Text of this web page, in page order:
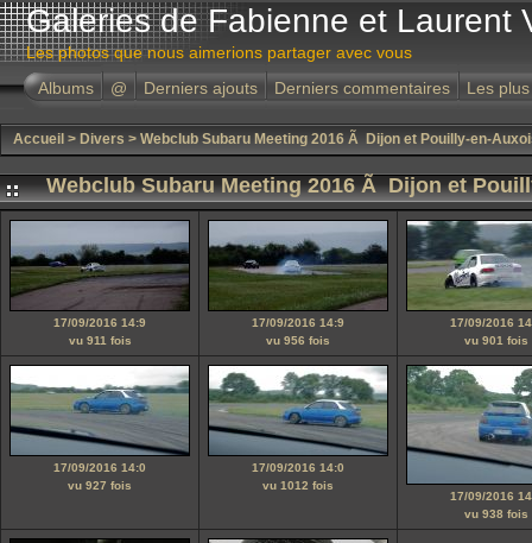
Galeries de Fabienne et Laurent
Les photos que nous aimerions partager avec vous
Albums
@ Derniers ajouts Derniers commentaires Les
Accueil > Divers > Webclub Subaru Meeting 2016 Ã Dijon et Pouilly-en-
Webclub Subaru Meeting 2016 Ã Dijon et
17/09/2016 14:9
vu 911 fois
17/09/2016 14:9
vu 956 fois
17/09/2016
vu 901 fois
17/09/2016 14:0
vu 927 fois
17/09/2016 14:0
vu 1012 fois
17/09/2016
vu 938 fois